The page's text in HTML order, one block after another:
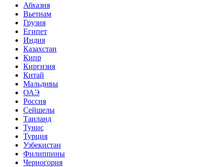
Абхазия
Вьетнам
Грузия
Египет
Индия
Казахстан
Кипр
Киргизия
Китай
Мальдивы
ОАЭ
Россия
Сейшелы
Таиланд
Тунис
Турция
Узбекистан
Филиппины
Черногория